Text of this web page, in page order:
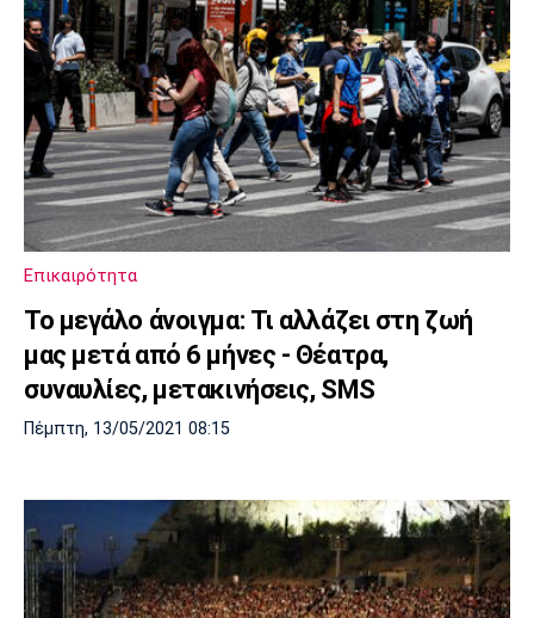
Επικαιρότητα
Το μεγάλο άνοιγμα: Τι αλλάζει στη ζωή
μας μετά από 6 μήνες - Θέατρα,
συναυλίες, μετακινήσεις, SMS
Πέμπτη, 13/05/2021 08:15